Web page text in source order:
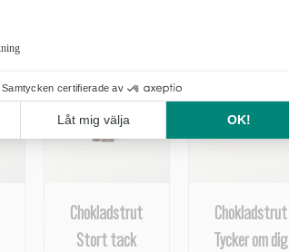
Chokladstrut
Stort tack
Chokladstrut
Tycker om dig